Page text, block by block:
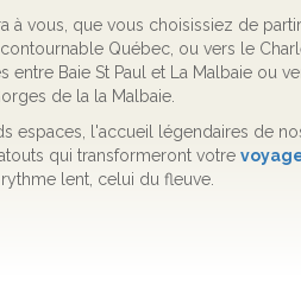
à vous, que vous choisissiez de
Québec, ou vers le
Baie St Paul et La Malbaie ou
de la la Malbaie.
espaces, l'accueil légendaires de
qui transformeront votre
lent, celui du fleuve.